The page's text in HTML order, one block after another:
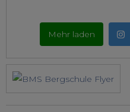
Mehr laden